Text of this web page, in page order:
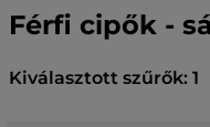
Férfi cipők -
Kiválasztott szűrők: 1